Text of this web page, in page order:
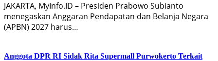
JAKARTA, MyInfo.ID – Presiden Prabowo Subianto
menegaskan Anggaran Pendapatan dan Belanja Negara
(APBN) 2027 harus…
Anggota DPR RI Sidak Rita Supermall Purwokerto Terkait